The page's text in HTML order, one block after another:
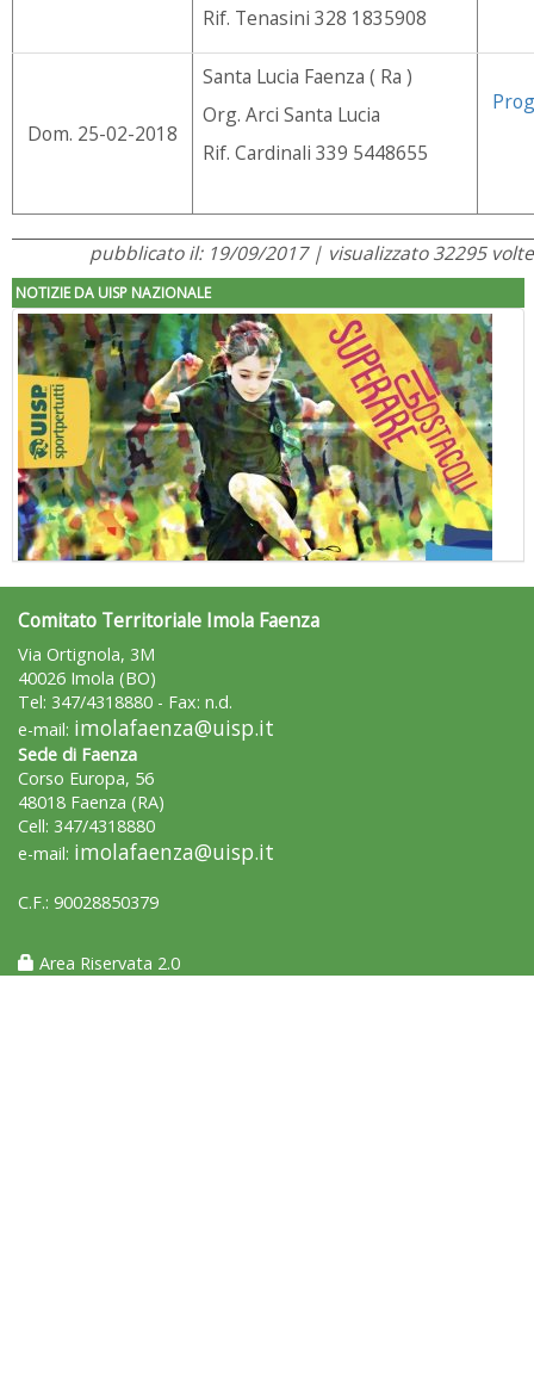
Rif. Tenasini 328 1835908
Dom. 25-02-2018
Santa Lucia Faenza ( Ra )
Org. Arci Santa Lucia
Rif. Cardinali 339 5448655
pubblicato il: 19/09/2017 | visualizzato 32295 volte
NOTIZIE DA UISP NAZIONALE
"Superare gli ostacoli": la relazione di Tiziano Pesce al CN Uisp
rivoluzioni"
Comitato Territoriale Imola Faenza
Via Ortignola, 3M
40026 Imola (BO)
Tel: 347/4318880 - Fax: n.d.
e-mail: imolafaenza@uisp.it
Sede di Faenza
Corso Europa, 56
48018 Faenza (RA)
Cell: 347/4318880
e-mail: imolafaenza@uisp.it
C.F.: 90028850379
Area Riservata 2.0